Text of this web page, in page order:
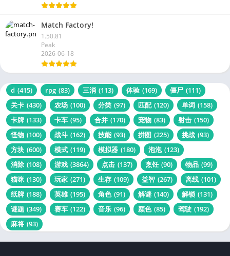
Match Factory!
1.50.81
Peak
2026-06-18
d (415) rpg (83) 三消 (113) 体验 (169) 僵尸 (111)
关卡 (430) 农场 (100) 分类 (97) 匹配 (120) 单词 (158)
卡牌 (133) 卡车 (95) 合并 (170) 宠物 (83) 射击 (150)
怪物 (100) 战斗 (162) 技能 (93) 拼图 (225) 挑战 (93)
方块 (600) 模式 (119) 模拟器 (180) 泡泡 (123)
消除 (108) 游戏 (3864) 点击 (137) 烹饪 (90) 物品 (99)
猫咪 (130) 玩家 (271) 生存 (109) 益智 (267) 离线 (101)
纸牌 (188) 英雄 (195) 角色 (91) 解谜 (140) 解锁 (131)
谜题 (349) 赛车 (122) 音乐 (96) 颜色 (85) 驾驶 (192)
麻将 (93)